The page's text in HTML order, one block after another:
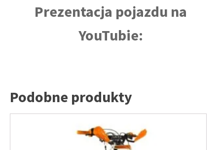
Prezentacja pojazdu na
YouTubie:
Podobne produkty